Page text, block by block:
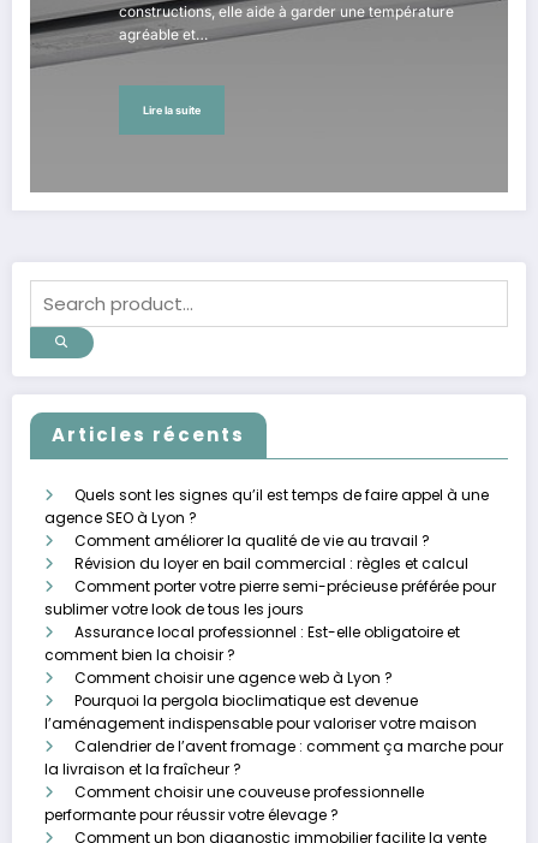
constructions, elle aide à garder une température
agréable et…
Lire la suite
Articles récents
Quels sont les signes qu’il est temps de faire appel à une
agence SEO à Lyon ?
Comment améliorer la qualité de vie au travail ?
Révision du loyer en bail commercial : règles et calcul
Comment porter votre pierre semi-précieuse préférée pour
sublimer votre look de tous les jours
Assurance local professionnel : Est-elle obligatoire et
comment bien la choisir ?
Comment choisir une agence web à Lyon ?
Pourquoi la pergola bioclimatique est devenue
l’aménagement indispensable pour valoriser votre maison
Calendrier de l’avent fromage : comment ça marche pour
la livraison et la fraîcheur ?
Comment choisir une couveuse professionnelle
performante pour réussir votre élevage ?
Comment un bon diagnostic immobilier facilite la vente